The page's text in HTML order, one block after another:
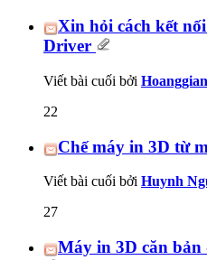
Xin hỏi cách kết
Driver
Viết bài cuối bởi
22
Chế máy in 3D từ
Viết bài cuối bởi Huynh
27
Máy in 3D căn